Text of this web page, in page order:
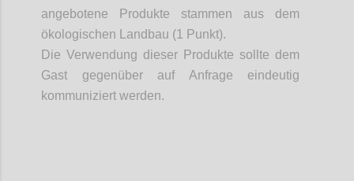
angebotene Produkte stammen aus dem
ökologischen Landbau (1 Punkt).
Die Verwendung dieser Produkte sollte dem
Gast gegenüber auf Anfrage eindeutig
kommuniziert werden.